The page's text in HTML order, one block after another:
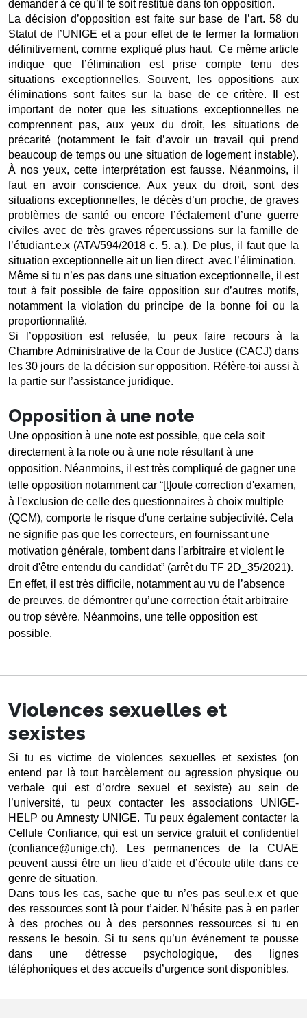
demander à ce qu’il te soit restitué dans ton opposition.
La décision d’opposition est faite sur base de l’art. 58 du
Statut de l’UNIGE et a pour effet de te fermer la formation
définitivement, comme expliqué plus haut.  Ce même article
indique que l’élimination est prise compte tenu des
situations exceptionnelles. Souvent, les oppositions aux
éliminations sont faites sur la base de ce critère. Il est
important de noter que les situations exceptionnelles ne
comprennent pas, aux yeux du droit, les situations de
précarité (notamment le fait d’avoir un travail qui prend
beaucoup de temps ou une situation de logement instable).
À nos yeux, cette interprétation est fausse. Néanmoins, il
faut en avoir conscience. Aux yeux du droit, sont des
situations exceptionnelles, le décès d’un proche, de graves
problèmes de santé ou encore l’éclatement d’une guerre
civiles avec de très graves répercussions sur la famille de
l’étudiant.e.x (ATA/594/2018 c. 5. a.). De plus, il faut que la
situation exceptionnelle ait un lien direct  avec l’élimination.
Même si tu n’es pas dans une situation exceptionnelle, il est
tout à fait possible de faire opposition sur d’autres motifs,
notamment la violation du principe de la bonne foi ou la
proportionnalité.
Si l’opposition est refusée, tu peux faire recours à la
Chambre Administrative de la Cour de Justice (CACJ) dans
les 30 jours de la décision sur opposition. Réfère-toi aussi à
la partie sur l’assistance juridique.
Opposition à une note
Une opposition à une note est possible, que cela soit
directement à la note ou à une note résultant à une
opposition. Néanmoins, il est très compliqué de gagner une
telle opposition notamment car “[t]oute correction d'examen,
à l'exclusion de celle des questionnaires à choix multiple
(QCM), comporte le risque d'une certaine subjectivité. Cela
ne signifie pas que les correcteurs, en fournissant une
motivation générale, tombent dans l'arbitraire et violent le
droit d'être entendu du candidat” (arrêt du TF 2D_35/2021).
En effet, il est très difficile, notamment au vu de l’absence
de preuves, de démontrer qu’une correction était arbitraire
ou trop sévère. Néanmoins, une telle opposition est
possible.
Violences sexuelles et
sexistes
Si tu es victime de violences sexuelles et sexistes (on
entend par là tout harcèlement ou agression physique ou
verbale qui est d’ordre sexuel et sexiste) au sein de
l’université, tu peux contacter les associations UNIGE-
HELP ou Amnesty UNIGE. Tu peux également contacter la
Cellule Confiance, qui est un service gratuit et confidentiel
(confiance@unige.ch). Les permanences de la CUAE
peuvent aussi être un lieu d’aide et d’écoute utile dans ce
genre de situation.
Dans tous les cas, sache que tu n’es pas seul.e.x et que
des ressources sont là pour t’aider. N’hésite pas à en parler
à des proches ou à des personnes ressources si tu en
ressens le besoin. Si tu sens qu’un événement te pousse
dans une détresse psychologique, des lignes
téléphoniques et des accueils d’urgence sont disponibles.